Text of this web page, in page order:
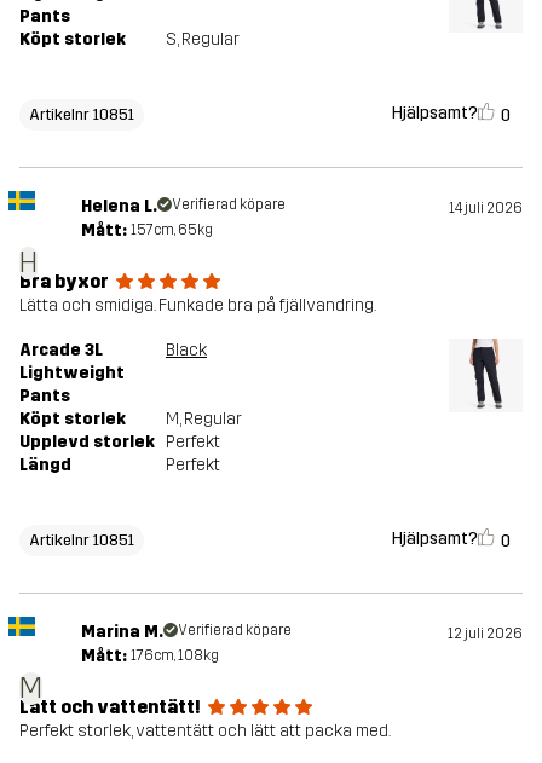
Pants
Köpt storlek
S, Regular
Artikelnr 10851 Hjälpsamt? 0
H
Helena L. Verifierad köpare 14 juli 2026
Mått: 157cm, 65kg
Bra byxor
Lätta och smidiga. Funkade bra på fjällvandring.
Arcade 3L
Lightweight
Pants
Black
Köpt storlek M, Regular
Upplevd storlek Perfekt
Längd
Perfekt
Artikelnr 10851 Hjälpsamt? 0
M
Marina M. Verifierad köpare 12 juli 2026
Mått: 176cm, 108kg
Lätt och vattentätt!
Perfekt storlek, vattentätt och lätt att packa med.